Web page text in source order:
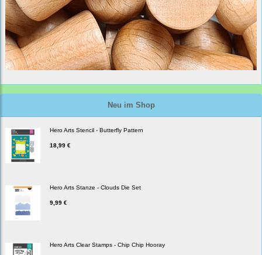
Neu im Shop
Hero Arts Stencil - Butterfly Pattern
18,99 €
Hero Arts Stanze - Clouds Die Set
9,99 €
Hero Arts Clear Stamps - Chip Chip Hooray